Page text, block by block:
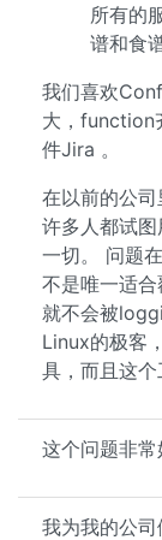
所有的
谱和食
我们喜欢
大，function
件Jira 。
在以前的公司
许多人都试
一切。 问题
不是唯一适
就不会被
Linux的极客
具，而且这个
这个问题非常
我为我的公